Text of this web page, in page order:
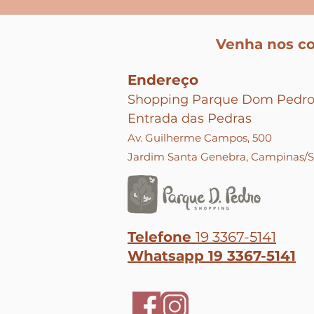
Venha nos
Endereço
Shopping Parque Dom Pedro
Entrada das Pedras
Av. Guilherme Campos, 500
Jardim Santa Genebra, Campinas/
Telefone 19 3367-5141
Whatsapp 19 3367-5141